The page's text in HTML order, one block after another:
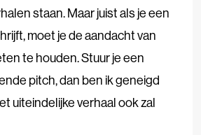
staan. Maar juist als je een
moet je de aandacht van
te houden. Stuur je een
pitch, dan ben ik geneigd
uiteindelijke verhaal ook zal